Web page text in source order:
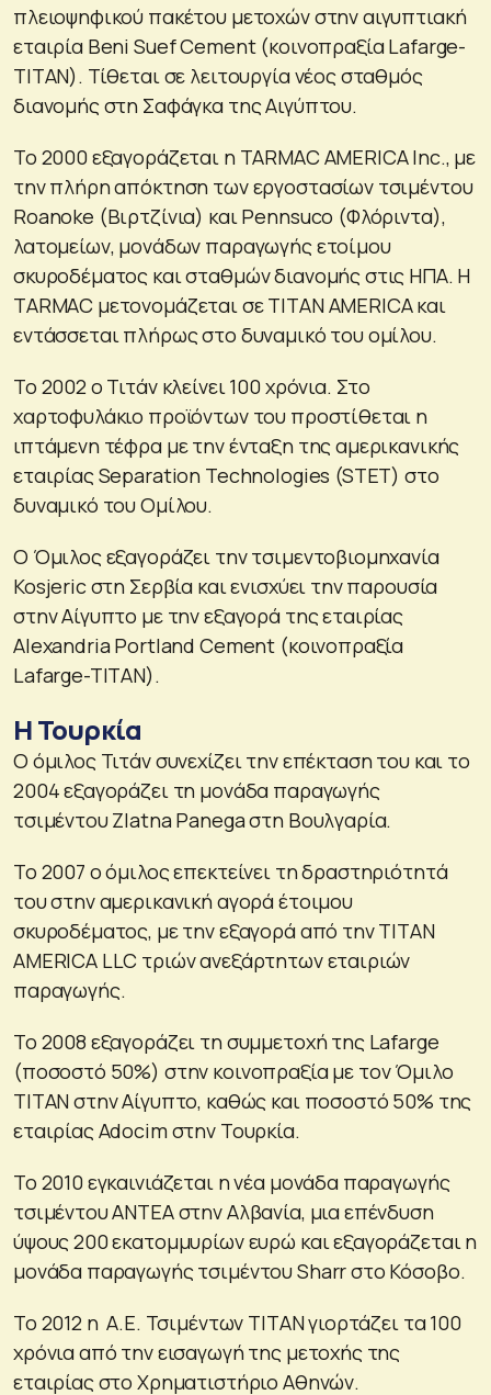
πλειοψηφικού πακέτου μετοχών στην αιγυπτιακή
εταιρία Beni Suef Cement (κοινοπραξία Lafarge-
TITAN). Τίθεται σε λειτουργία νέος σταθμός
διανομής στη Σαφάγκα της Αιγύπτου.
Το 2000 εξαγοράζεται η TARMAC AMERICA Inc., με
την πλήρη απόκτηση των εργοστασίων τσιμέντου
Roanoke (Βιρτζίνια) και Pennsuco (Φλόριντα),
λατομείων, μονάδων παραγωγής ετοίμου
σκυροδέματος και σταθμών διανομής στις ΗΠΑ. Η
TARMAC μετονομάζεται σε TITAN AMERICA και
εντάσσεται πλήρως στο δυναμικό του ομίλου.
Το 2002 ο Τιτάν κλείνει 100 χρόνια. Στο
χαρτοφυλάκιο προϊόντων του προστίθεται η
ιπτάμενη τέφρα με την ένταξη της αμερικανικής
εταιρίας Separation Technologies (STET) στο
δυναμικό του Ομίλου.
Ο Όμιλος εξαγοράζει την τσιμεντοβιομηχανία
Kosjeric στη Σερβία και ενισχύει την παρουσία
στην Αίγυπτο με την εξαγορά της εταιρίας
Alexandria Portland Cement (κοινοπραξία
Lafarge-TITAN).
Η Τουρκία
Ο όμιλος Τιτάν συνεχίζει την επέκταση του και το
2004 εξαγοράζει τη μονάδα παραγωγής
τσιμέντου Zlatna Panega στη Βουλγαρία.
Το 2007 ο όμιλος επεκτείνει τη δραστηριότητά
του στην αμερικανική αγορά έτοιμου
σκυροδέματος, με την εξαγορά από την TITAN
AMERICA LLC τριών ανεξάρτητων εταιριών
παραγωγής.
Το 2008 εξαγοράζει τη συμμετοχή της Lafarge
(ποσοστό 50%) στην κοινοπραξία με τον Όμιλο
ΤΙΤΑΝ στην Αίγυπτο, καθώς και ποσοστό 50% της
εταιρίας Adocim στην Τουρκία.
Το 2010 εγκαινιάζεται η νέα μονάδα παραγωγής
τσιμέντου ΑΝΤΕΑ στην Αλβανία, μια επένδυση
ύψους 200 εκατομμυρίων ευρώ και εξαγοράζεται η
μονάδα παραγωγής τσιμέντου Sharr στο Κόσοβο.
Το 2012 η Α.Ε. Τσιμέντων ΤΙΤΑΝ γιορτάζει τα 100
χρόνια από την εισαγωγή της μετοχής της
εταιρίας στο Χρηματιστήριο Αθηνών.